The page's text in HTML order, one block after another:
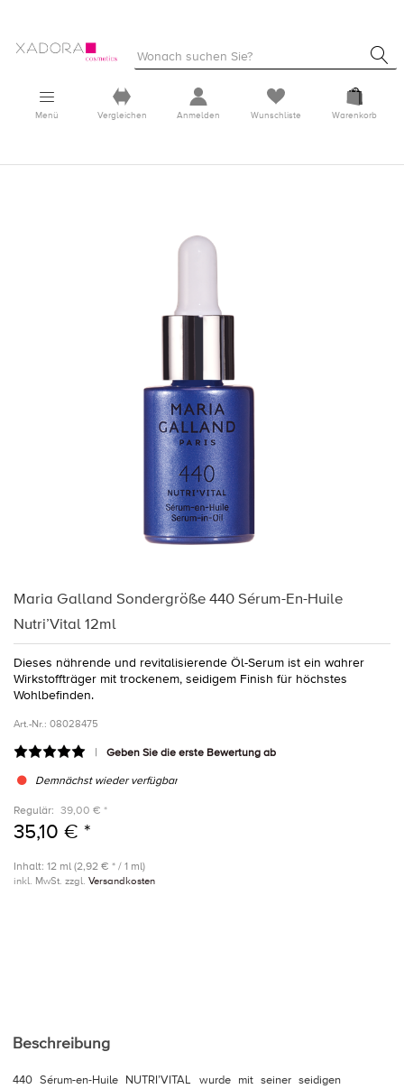
Menü Vergleichen Anmelden Wunschliste Warenkorb
Maria Galland Sondergröße 440 Sérum-En-Huile
Nutri’Vital 12ml
Dieses nährende und revitalisierende Öl-Serum ist ein wahrer
Wirkstoffträger mit trockenem, seidigem Finish für höchstes
Wohlbefinden.
Art.-Nr.: 08028475
Geben Sie die erste Bewertung ab
Demnächst wieder verfügbar
Regulär: 39,00 € *
35,10 € *
Inhalt: 12 ml (2,92 € * / 1 ml)
inkl. MwSt. zzgl. Versandkosten
Beschreibung
440 Sérum-en-Huile NUTRI’VITAL wurde mit seiner seidigen